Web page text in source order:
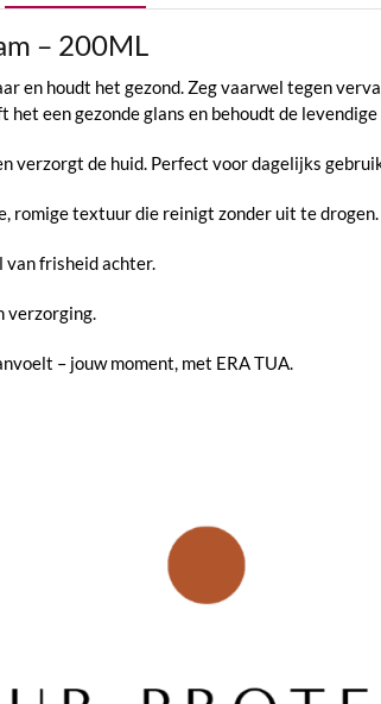
– 200ML
en houdt het gezond. Zeg vaarwel tegen
een gezonde glans en behoudt de
verzorgt de huid. Perfect voor dagelijks
romige textuur die reinigt zonder uit te drogen.
van frisheid achter.
verzorging.
– jouw moment, met ERA TUA.